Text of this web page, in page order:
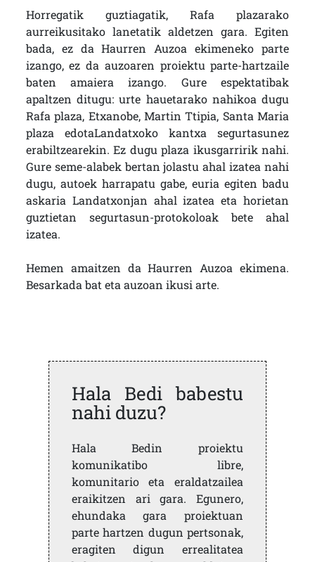
Horregatik guztiagatik, Rafa plazarako
aurreikusitako lanetatik aldetzen gara. Egiten
bada, ez da Haurren Auzoa ekimeneko parte
izango, ez da auzoaren proiektu parte-hartzaile
baten amaiera izango. Gure espektatibak
apaltzen ditugu: urte hauetarako nahikoa dugu
Rafa plaza, Etxanobe, Martin Ttipia, Santa Maria
plaza edotaLandatxoko kantxa segurtasunez
erabiltzearekin. Ez dugu plaza ikusgarririk nahi.
Gure seme-alabek bertan jolastu ahal izatea nahi
dugu, autoek harrapatu gabe, euria egiten badu
askaria Landatxonjan ahal izatea eta horietan
guztietan segurtasun-protokoloak bete ahal
izatea.
Hemen amaitzen da Haurren Auzoa ekimena.
Besarkada bat eta auzoan ikusi arte.
Hala Bedi babestu
nahi duzu?
Hala Bedin proiektu
komunikatibo libre,
komunitario eta eraldatzailea
eraikitzen ari gara. Egunero,
ehundaka gara proiektuan
parte hartzen dugun pertsonak,
eragiten digun errealitatea